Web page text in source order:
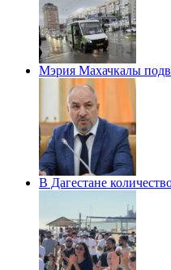
Мэрия Махачкалы
В Дагестане